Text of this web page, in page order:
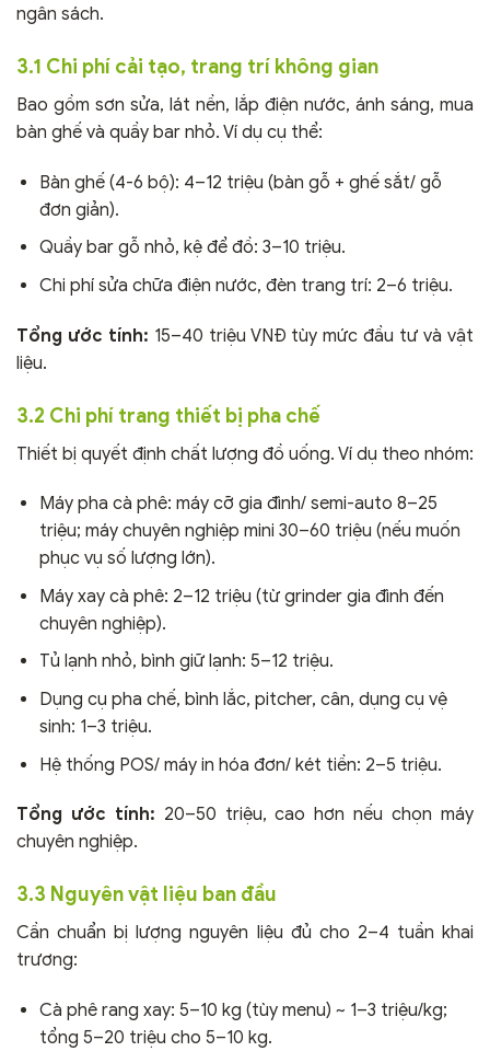
ngân sách.
3.1 Chi phí cải tạo, trang trí không gian
Bao gồm sơn sửa, lát nền, lắp điện nước, ánh sáng, mua
bàn ghế và quầy bar nhỏ. Ví dụ cụ thể:
Bàn ghế (4-6 bộ): 4–12 triệu (bàn gỗ + ghế sắt/ gỗ
đơn giản).
Quầy bar gỗ nhỏ, kệ để đồ: 3–10 triệu.
Chi phí sửa chữa điện nước, đèn trang trí: 2–6 triệu.
Tổng ước tính: 15–40 triệu VNĐ tùy mức đầu tư và vật
liệu.
3.2 Chi phí trang thiết bị pha chế
Thiết bị quyết định chất lượng đồ uống. Ví dụ theo nhóm:
Máy pha cà phê: máy cỡ gia đình/ semi-auto 8–25
triệu; máy chuyên nghiệp mini 30–60 triệu (nếu muốn
phục vụ số lượng lớn).
Máy xay cà phê: 2–12 triệu (từ grinder gia đình đến
chuyên nghiệp).
Tủ lạnh nhỏ, bình giữ lạnh: 5–12 triệu.
Dụng cụ pha chế, bình lắc, pitcher, cân, dụng cụ vệ
sinh: 1–3 triệu.
Hệ thống POS/ máy in hóa đơn/ két tiền: 2–5 triệu.
Tổng ước tính: 20–50 triệu, cao hơn nếu chọn máy
chuyên nghiệp.
3.3 Nguyên vật liệu ban đầu
Cần chuẩn bị lượng nguyên liệu đủ cho 2–4 tuần khai
trương:
Cà phê rang xay: 5–10 kg (tùy menu) ~ 1–3 triệu/kg;
tổng 5–20 triệu cho 5–10 kg.